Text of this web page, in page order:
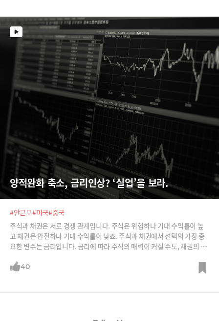
양적완화 축소, 금리인상? ‘실업’을 보라.
#안근모#미국#중국
주식과 채권은 서로 경쟁 관계입니다. 주식은 위험하나 기대 수익률이 높
고 채권은 안전하나 기대 수익률이 낮죠. 주식과 채권에서 선택의 가장 중
요한 변수는 금리입니다. 금리에 따라 주식의 매력이 커질 수도, 채권의 매
미엄 그리고 올해 금리 전망까지 안근모 글로벌모니터 편집장으로부터 들
40